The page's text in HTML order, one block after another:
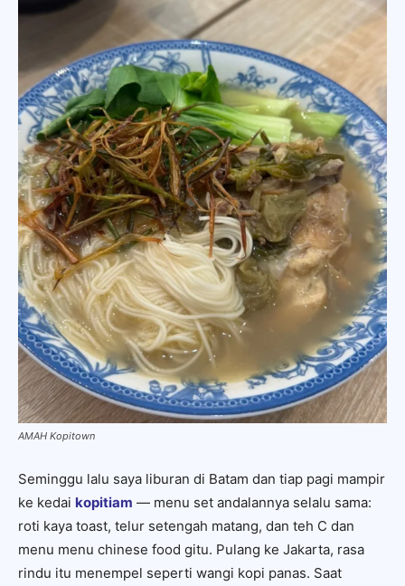
AMAH Kopitown
Seminggu lalu saya liburan di Batam dan tiap pagi mampir
ke kedai kopitiam — menu set andalannya selalu sama:
roti kaya toast, telur setengah matang, dan teh C dan
menu menu chinese food gitu. Pulang ke Jakarta, rasa
rindu itu menempel seperti wangi kopi panas. Saat